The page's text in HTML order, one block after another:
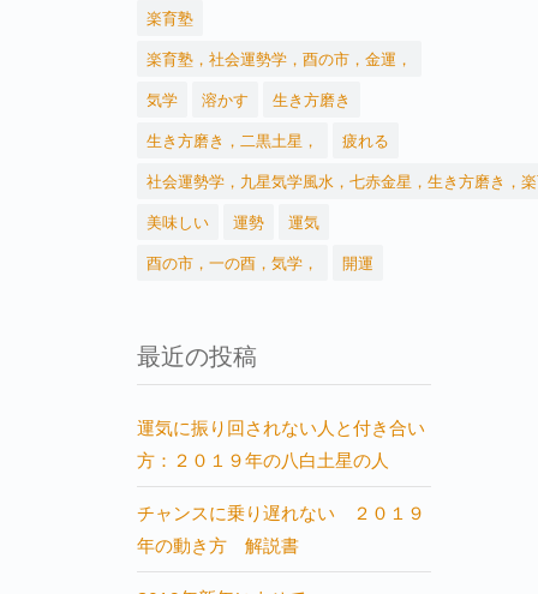
楽育塾
楽育塾，社会運勢学，酉の市，金運，
気学
溶かす
生き方磨き
生き方磨き，二黒土星，
疲れる
社会運勢学，九星気学風水，七赤金星，生き方磨き，
美味しい
運勢
運気
酉の市，一の酉，気学，
開運
最近の投稿
運気に振り回されない人と付き合い
方：２０１９年の八白土星の人
チャンスに乗り遅れない ２０１９
年の動き方 解説書